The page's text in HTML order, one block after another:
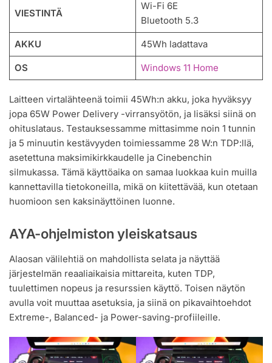
VIESTINTÄ
Wi-Fi 6E
Bluetooth 5.3
AKKU 45Wh ladattava
OS Windows 11 Home
Laitteen virtalähteenä toimii 45Wh:n akku, joka hyväksyy
jopa 65W Power Delivery -virransyötön, ja lisäksi siinä on
ohituslataus. Testauksessamme mittasimme noin 1 tunnin
ja 5 minuutin kestävyyden toimiessamme 28 W:n TDP:llä,
asetettuna maksimikirkkaudelle ja Cinebenchin
silmukassa. Tämä käyttöaika on samaa luokkaa kuin muilla
kannettavilla tietokoneilla, mikä on kiitettävää, kun otetaan
huomioon sen kaksinäyttöinen luonne.
AYA-ohjelmiston yleiskatsaus
Alaosan välilehtiä on mahdollista selata ja näyttää
järjestelmän reaaliaikaisia mittareita, kuten TDP,
tuulettimen nopeus ja resurssien käyttö. Toisen näytön
avulla voit muuttaa asetuksia, ja siinä on pikavaihtoehdot
Extreme-, Balanced- ja Power-saving-profiileille.